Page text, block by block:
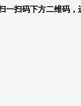
一扫码下方二维码，